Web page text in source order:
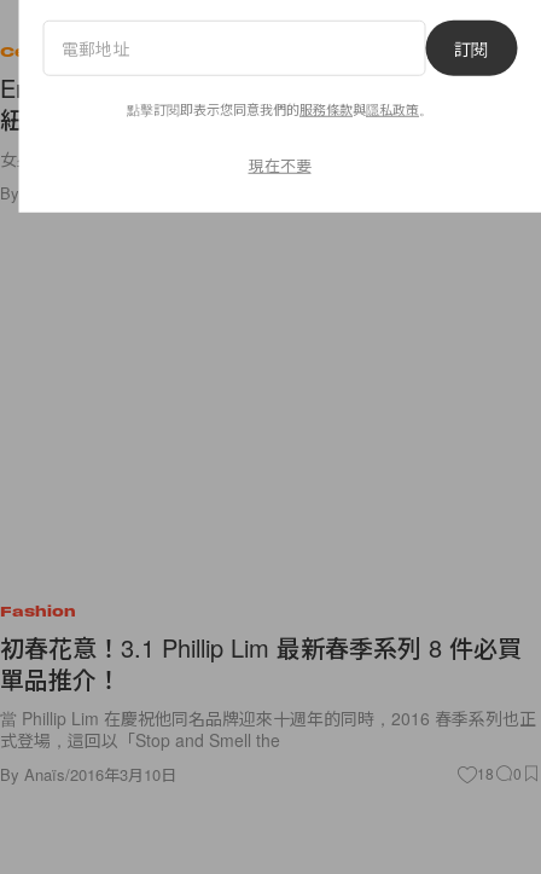
Celebrities
Emma Watson 籌備的 HeForShe 藝術週，終於在
紐約開幕！
女星 Emma Watson
By
Fashion
初春花意！3.1 Phillip Lim 最新春季系列 8 件必買
單品推介！
當 Phillip Lim 在慶祝他同名品牌迎來十週年的同時，2016 春季系列也正
式登場，這回以「Stop and Smell the
By Anaïs/2016年3月10日 18 0
訂閱
點擊訂閱即表示您同意我們的服務條款與隱私政策
現在不要